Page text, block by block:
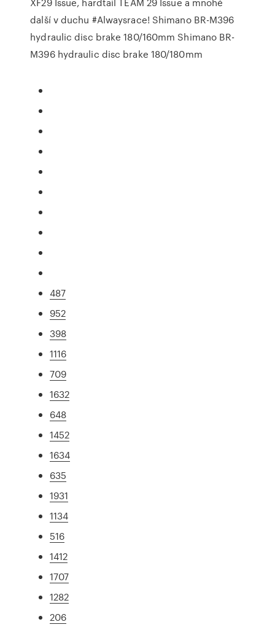
další v duchu #Alwaysrace! Shimano BR-M396
hydraulic disc brake 180/160mm Shimano BR-
M396 hydraulic disc brake 180/180mm
487
952
398
1116
709
1632
648
1452
1634
635
1931
1134
516
1412
1707
1282
206